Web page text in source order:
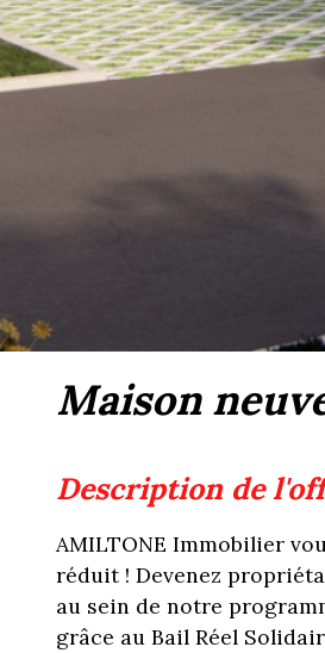
maison
description de
AMILTONE Immobilier
réduit ! Devenez
au sein de notre
grâce au Bail Réel